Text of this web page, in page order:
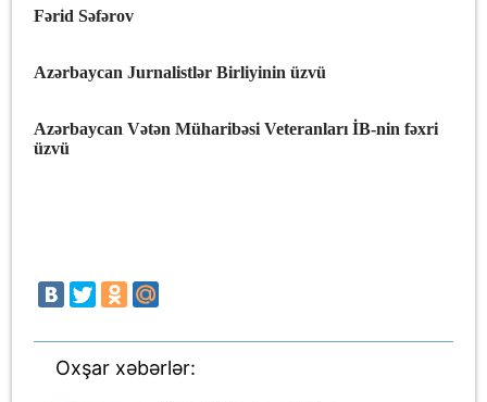
Fərid Səfərov
Azərbaycan Jurnalistlər Birliyinin üzvü
Azərbaycan Vətən Müharibəsi Veteranları İB-nin fəxri
üzvü
Oxşar xəbərlər: